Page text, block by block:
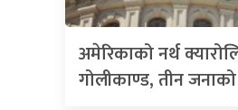
अमेरिकाको नर्थ
गोलीकाण्ड, तीन